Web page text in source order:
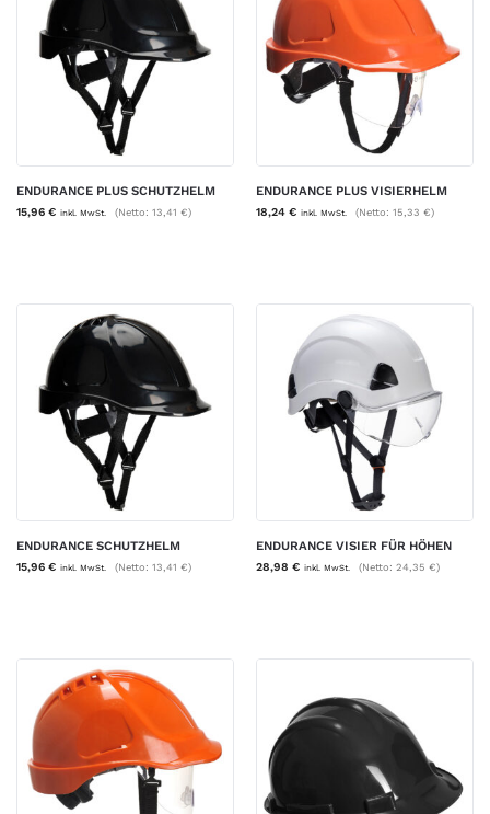
ENDURANCE PLUS SCHUTZHELM
15,96 € inkl. MwSt. (Netto: 13,41 €)
ENDURANCE PLUS VISIERHELM
18,24 € inkl. MwSt. (Netto: 15,33 €)
ENDURANCE SCHUTZHELM
15,96 € inkl. MwSt. (Netto: 13,41 €)
ENDURANCE VISIER FÜR HÖHEN
28,98 € inkl. MwSt. (Netto: 24,35 €)